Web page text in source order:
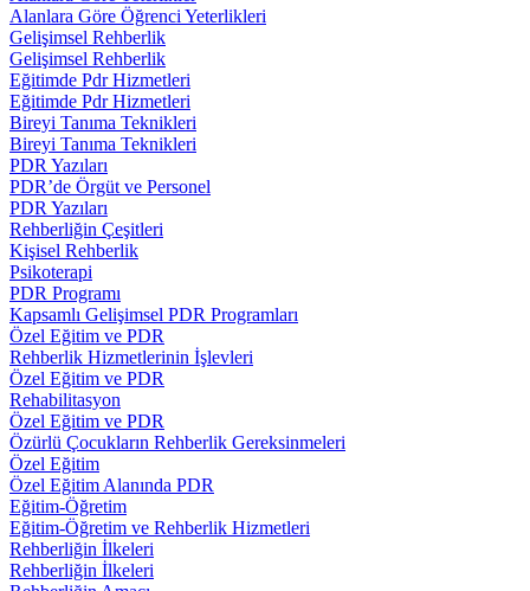
Alanlara Göre Öğrenci Yeterlikleri
Gelişimsel Rehberlik
Gelişimsel Rehberlik
Eğitimde Pdr Hizmetleri
Eğitimde Pdr Hizmetleri
Bireyi Tanıma Teknikleri
Bireyi Tanıma Teknikleri
PDR Yazıları
PDR’de Örgüt ve Personel
PDR Yazıları
Rehberliğin Çeşitleri
Kişisel Rehberlik
Psikoterapi
PDR Programı
Kapsamlı Gelişimsel PDR Programları
Özel Eğitim ve PDR
Rehberlik Hizmetlerinin İşlevleri
Özel Eğitim ve PDR
Rehabilitasyon
Özel Eğitim ve PDR
Özürlü Çocukların Rehberlik Gereksinmeleri
Özel Eğitim
Özel Eğitim Alanında PDR
Eğitim-Öğretim
Eğitim-Öğretim ve Rehberlik Hizmetleri
Rehberliğin İlkeleri
Rehberliğin İlkeleri